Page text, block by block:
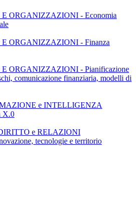
ORGANIZZAZIONI - Economia
ORGANIZZAZIONI - Finanza
ORGANIZZAZIONI - Pianificazione
comunicazione finanziaria, modelli di
e INTELLIGENZA
X.0
e RELAZIONI
tecnologie e territorio